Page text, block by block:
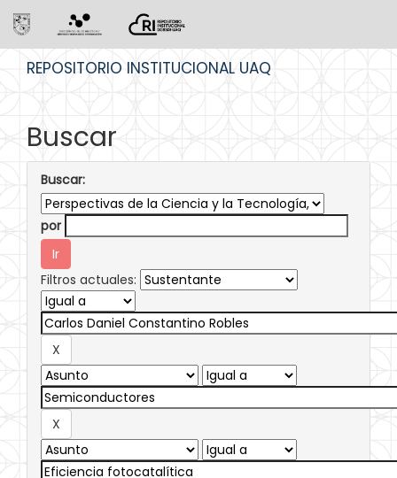
REPOSITORIO INSTITUCIONAL UAQ
Buscar
Buscar:
por
Filtros actuales: